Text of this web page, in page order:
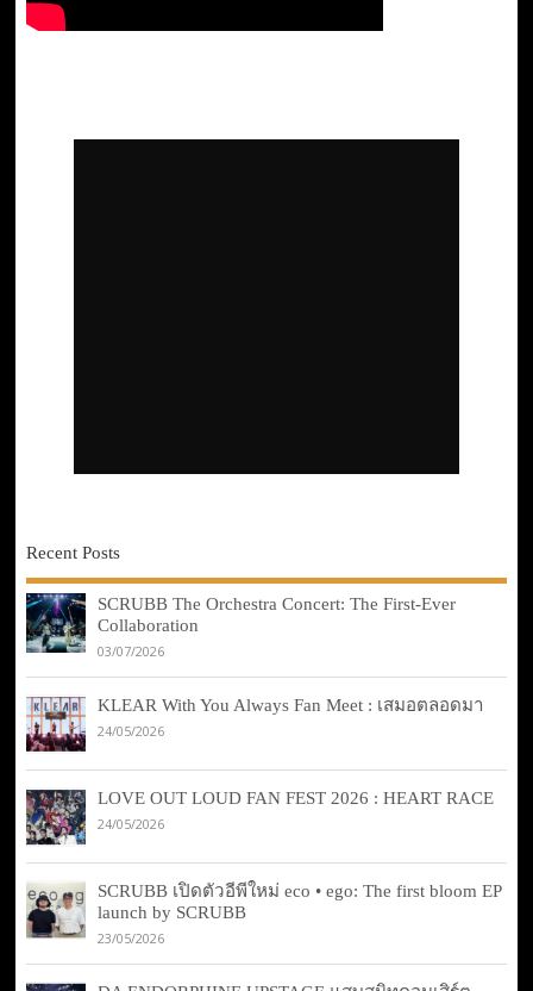
Recent Posts
SCRUBB The Orchestra Concert: The First-Ever
Collaboration
03/07/2026
KLEAR With You Always Fan Meet : เสมอตลอดมา
24/05/2026
LOVE OUT LOUD FAN FEST 2026 : HEART RACE
24/05/2026
SCRUBB เปิดตัวอีพีใหม่ eco • ego: The first bloom EP
launch by SCRUBB
23/05/2026